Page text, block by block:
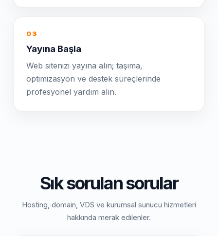
03
Yayına Başla
Web sitenizi yayına alın; taşıma,
optimizasyon ve destek süreçlerinde
profesyonel yardım alın.
Sık sorulan sorular
Hosting, domain, VDS ve kurumsal sunucu hizmetleri
hakkında merak edilenler.